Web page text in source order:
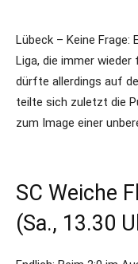
Lübeck – Keine Frage:
Liga, die immer wieder
dürfte allerdings auf
teilte sich zuletzt die
zum Image einer
SC Weiche
(Sa., 13.30